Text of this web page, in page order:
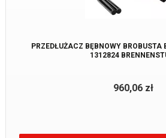
PRZEDŁUŻACZ BĘBNOWY BROBUSTA
1312824
960,06 zł